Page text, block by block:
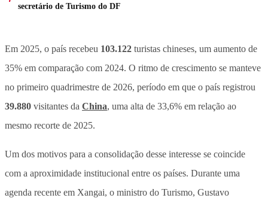
secretário de Turismo do DF
Em 2025, o país recebeu 103.122 turistas chineses, um aumento de
35% em comparação com 2024. O ritmo de crescimento se manteve
no primeiro quadrimestre de 2026, período em que o país registrou
39.880 visitantes da China, uma alta de 33,6% em relação ao
mesmo recorte de 2025.
Um dos motivos para a consolidação desse interesse se coincide
com a aproximidade institucional entre os países. Durante uma
agenda recente em Xangai, o ministro do Turismo, Gustavo